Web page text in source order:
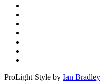
ProLight Style by Ian Bradley